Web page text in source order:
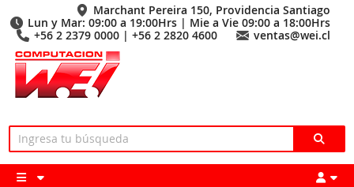
Marchant Pereira 150, Providencia Santiago
Lun y Mar: 09:00 a 19:00Hrs | Mie a Vie 09:00 a 18:00Hrs
+56 2 2379 0000 | +56 2 2820 4600
ventas@wei.cl